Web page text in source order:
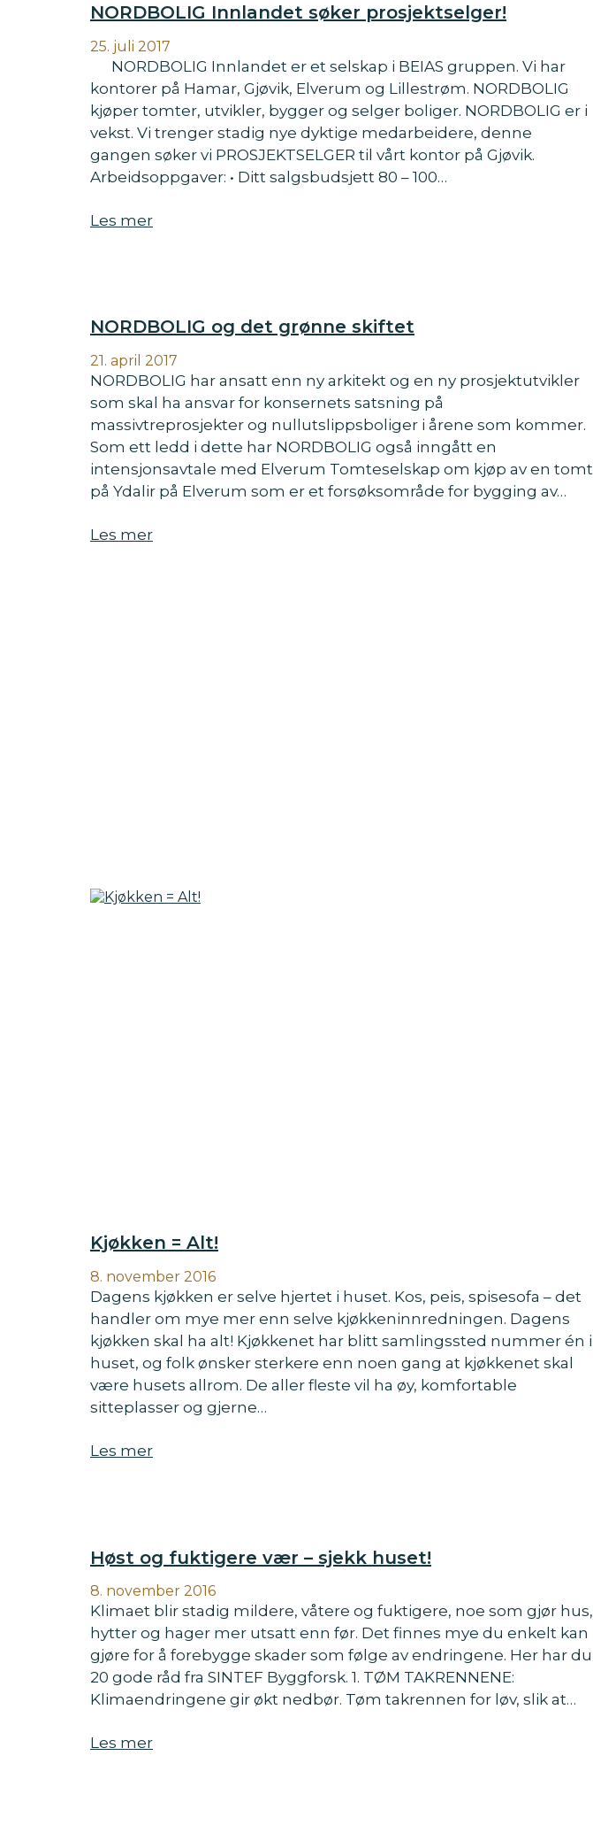
NORDBOLIG Innlandet søker prosjektselger!
25. juli 2017
NORDBOLIG Innlandet er et selskap i BEIAS gruppen. Vi har
kontorer på Hamar, Gjøvik, Elverum og Lillestrøm. NORDBOLIG
kjøper tomter, utvikler, bygger og selger boliger. NORDBOLIG er i
vekst. Vi trenger stadig nye dyktige medarbeidere, denne
gangen søker vi PROSJEKTSELGER til vårt kontor på Gjøvik.
Arbeidsoppgaver: • Ditt salgsbudsjett 80 – 100…
Les mer
NORDBOLIG og det grønne skiftet
21. april 2017
NORDBOLIG har ansatt enn ny arkitekt og en ny prosjektutvikler
som skal ha ansvar for konsernets satsning på
massivtreprosjekter og nullutslippsboliger i årene som kommer.
Som ett ledd i dette har NORDBOLIG også inngått en
intensjonsavtale med Elverum Tomteselskap om kjøp av en tomt
på Ydalir på Elverum som er et forsøksområde for bygging av…
Les mer
Kjøkken = Alt!
8. november 2016
Dagens kjøkken er selve hjertet i huset. Kos, peis, spisesofa – det
handler om mye mer enn selve kjøkkeninnredningen. Dagens
kjøkken skal ha alt! Kjøkkenet har blitt samlingssted nummer én i
huset, og folk ønsker sterkere enn noen gang at kjøkkenet skal
være husets allrom. De aller fleste vil ha øy, komfortable
sitteplasser og gjerne…
Les mer
Høst og fuktigere vær – sjekk huset!
8. november 2016
Klimaet blir stadig mildere, våtere og fuktigere, noe som gjør hus,
hytter og hager mer utsatt enn før. Det finnes mye du enkelt kan
gjøre for å forebygge skader som følge av endringene. Her har du
20 gode råd fra SINTEF Byggforsk. 1. TØM TAKRENNENE:
Klimaendringene gir økt nedbør. Tøm takrennen for løv, slik at…
Les mer